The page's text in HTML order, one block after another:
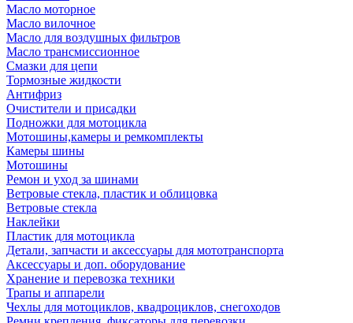
Масло моторное
Масло вилочное
Масло для воздушных фильтров
Масло трансмиссионное
Смазки для цепи
Тормозные жидкости
Антифриз
Очистители и присадки
Подножки для мотоцикла
Мотошины,камеры и ремкомплекты
Камеры шины
Мотошины
Ремон и уход за шинами
Ветровые стекла, пластик и облицовка
Ветровые стекла
Наклейки
Пластик для мотоцикла
Детали, запчасти и аксессуары для мототранспорта
Аксессуары и доп. оборудование
Хранение и перевозка техники
Трапы и аппарели
Чехлы для мотоциклов, квадроциклов, снегоходов